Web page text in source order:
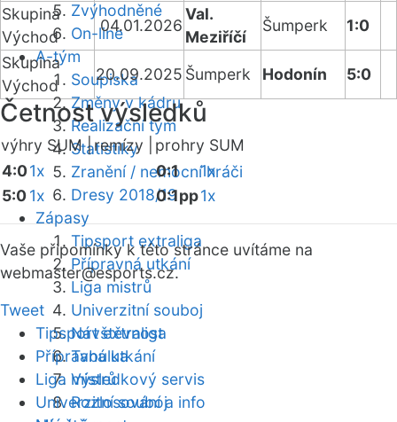
Zvýhodněné
On-line
A-tým
Soupiska
Změny v kádru
Realizační tým
Statistiky
Zranění / nemocní hráči
Dresy 2018/19
Zápasy
Tipsport extraliga
Přípravná utkání
Liga mistrů
Univerzitní souboj
Návštěvnost
Tabulka
Výsledkový servis
Rozlosování a info
Skupina
Východ
04.01.2026
Val.
Meziříčí
Šumperk
1:0
Skupina
Východ
20.09.2025 Šumperk Hodonín 5:0
Četnost výsledků
výhry SUM |remízy |
prohry SUM
4:01x
5:01x
0:1
1x
0:1pp1x
Vaše připomínky k této stránce uvítáme na
webmaster@esports.cz.
Tweet
Tipsport extraliga
Přípravná utkání
Liga mistrů
Univerzitní souboj